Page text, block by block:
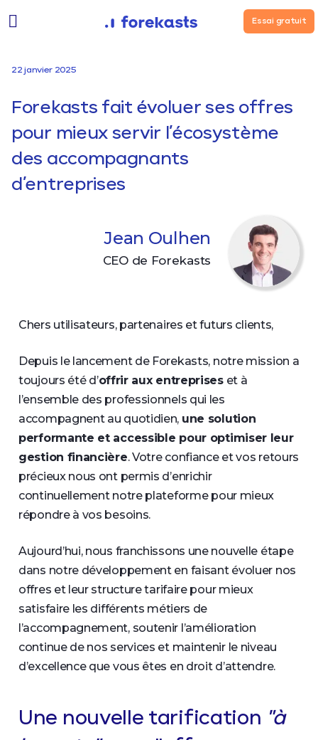
Essai gratuit
22 janvier 2025
Forekasts fait évoluer ses offres
pour mieux servir l’écosystème
des accompagnants
d’entreprises
Jean Oulhen
CEO de Forekasts
Chers utilisateurs, partenaires et futurs clients,
Depuis le lancement de Forekasts, notre mission a
toujours été d’offrir aux entrepriseset à
l’ensemble des professionnels qui les
accompagnent au quotidien, une solution
performante et accessible pour optimiser leur
gestion financière. Votre confiance et vos retours
précieux nous ont permis d’enrichir
continuellement notre plateforme pour mieux
répondre à vos besoins.
Aujourd’hui, nous franchissons une nouvelle étape
dans notre développement en faisant évoluer nos
offres et leur structure tarifaire pour mieux
satisfaire les différents métiers de
l’accompagnement, soutenir l’amélioration
continue de nos services et maintenir le niveau
d’excellence que vous êtes en droit d’attendre.
Une nouvelle tarification "à